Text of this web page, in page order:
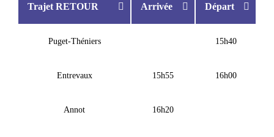
Trajet RETOUR Arrivée Départ
Puget-Théniers 15h40
Entrevaux 15h55 16h00
Annot 16h20